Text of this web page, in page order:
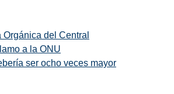
del Central
a la ONU
ser ocho veces mayor